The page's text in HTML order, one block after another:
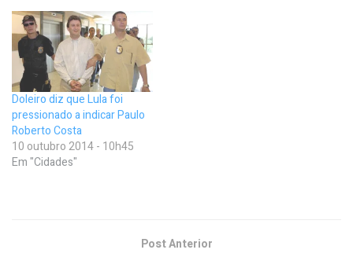
Doleiro diz que Lula foi
pressionado a indicar Paulo
Roberto Costa
10 outubro 2014 - 10h45
Em "Cidades"
Post Anterior